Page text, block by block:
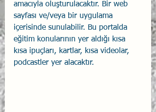
amacıyla oluşturulacaktır. Bir web
sayfası ve/veya bir uygulama
içerisinde sunulabilir. Bu portalda
eğitim konularının yer aldığı kısa
kısa ipuçları, kartlar, kısa videolar,
podcastler yer alacaktır.